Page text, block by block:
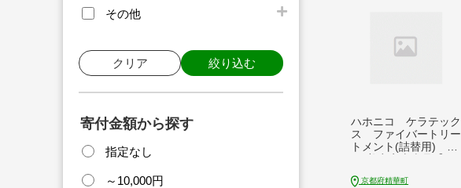
その他
クリア 絞り込む
寄付金額から探す
指定なし
～10,000円
ハホニコ ケラテック
ス ファイバートリー
トメント(詰替用) 40
京都府精華町